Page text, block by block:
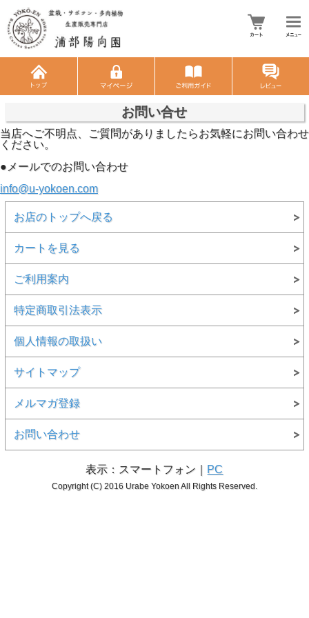
お問い合せ
当店へご不明点、ご質問がありましたらお気軽にお問い合わせ
ください。
●メールでのお問い合わせ
info@u-yokoen.com
お店のトップへ戻る
カートを見る
ご利用案内
特定商取引法表示
個人情報の取扱い
サイトマップ
メルマガ登録
お問い合わせ
表示：スマートフォン｜ PC
Copyright (C) 2016 Urabe Yokoen All Rights Reserved.